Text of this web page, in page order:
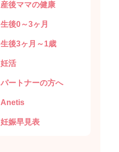
産後ママの健康
生後0～3ヶ月
生後3ヶ月～1歳
妊活
パートナーの方へ
Anetis
妊娠早見表